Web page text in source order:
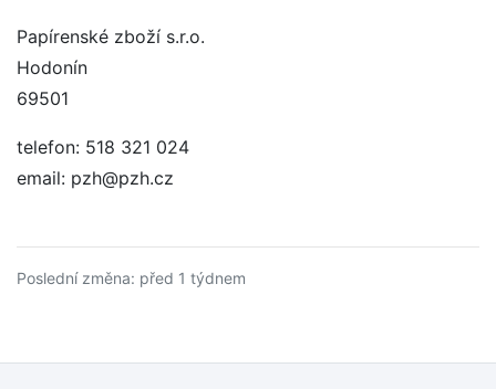
Papírenské zboží s.r.o.
Hodonín
69501
telefon: 518 321 024
email: pzh@pzh.cz
Poslední změna: před 1 týdnem